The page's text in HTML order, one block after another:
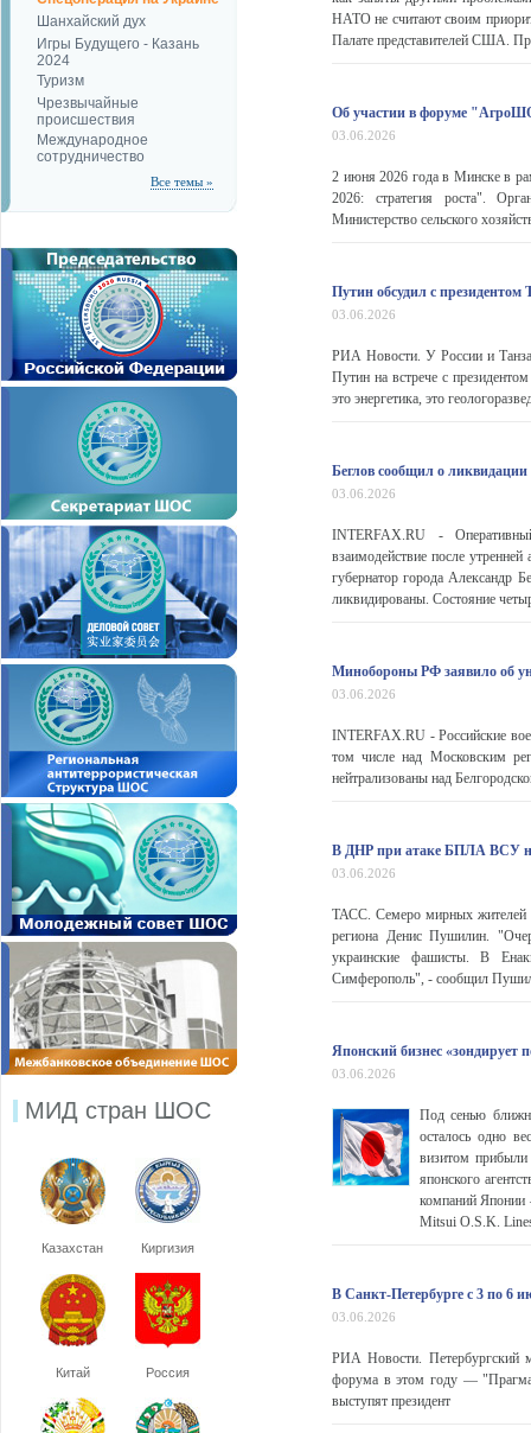
Шанхайский дух
Игры Будущего - Казань
2024
Туризм
Чрезвычайные
происшествия
Международное
сотрудничество
Все темы »
МИД стран ШОС
Казахстан Киргизия
Китай Россия
НАТО не считают своим
Палате представителей США.
Об участии в форуме
03.06.2026
2 июня 2026 года в Минске в
2026: стратегия роста".
Министерство сельского
Путин обсудил с президентом
03.06.2026
РИА Новости. У России и
Путин на встрече с
это энергетика, это
Беглов сообщил о
03.06.2026
INTERFAX.RU -
взаимодействие после
губернатор города Александр
ликвидированы. Состояние
Минобороны РФ заявило об
03.06.2026
INTERFAX.RU - Российские
том числе над Московским
нейтрализованы над
В ДНР при атаке БПЛА ВСУ
03.06.2026
ТАСС. Семеро мирных жителей
региона Денис Пушилин.
украинские фашисты. В
Симферополь", - сообщил
Японский бизнес «зондирует
03.06.2026
Под сенью
осталось одно
визитом
японского
компаний Японии
Mitsui O.S.K.
В Санкт-Петербурге с 3 по 6
03.06.2026
РИА Новости. Петербургский
форума в этом году —
выступят президент